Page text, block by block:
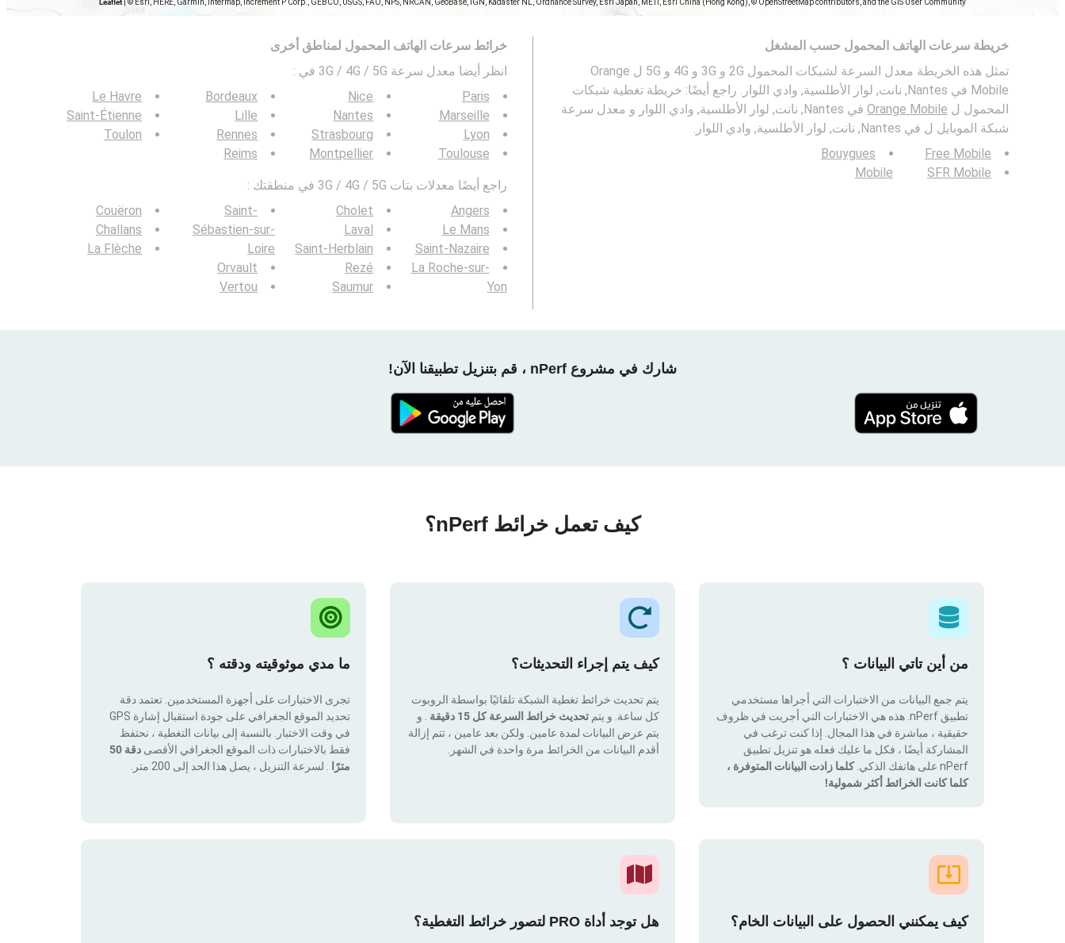
Leaflet © Esri, HERE, Garmin, Intermap, increment P Corp., GEBCO, USGS, FAO, NPS, NRCAN, GeoBase, IGN, Kadaster NL, Ordnance Survey, Esri Japan, METI, Esri China (Hong Kong), © OpenStreetMap contributors, and the GIS User Community
خريطة سرعات الهاتف المحمول حسب المشغل
تمثل هذه الخريطة معدل السرعة لشبكات المحمول 2G و 3G و 4G و 5G ل Orange
Mobile في Nantes, نانت, لوار الأطلسية, وادي اللوار. راجع أيضًا: خريطة تغطية شبكات
المحمول ل Orange Mobile
في Nantes, نانت, لوار الأطلسية, وادي اللوار و معدل سرعة
شبكة الموبايل ل في Nantes, نانت, لوار الأطلسية, وادي اللوار.
Free Mobile
SFR Mobile
Bouygues
Mobile
خرائط سرعات الهاتف المحمول لمناطق أخرى
انظر أيضا معدل سرعة 3G / 4G / 5G في
:
Paris
Marseille
Lyon
Toulouse
Nice
Nantes
Strasbourg
Montpellier
Bordeaux
Lille
Rennes
Reims
Le Havre
Saint-Étienne
Toulon
راجع أيضًا معدلات بتات 3G / 4G / 5G في منطقتك :
Angers
Le Mans
Saint-Nazaire
La Roche-sur-
Yon
Cholet
Laval
Saint-Herblain
Rezé
Saumur
Saint-
Sébastien-sur-
Loire
Orvault
Vertou
Couëron
Challans
La Flèche
شارك في مشروع nPerf ، قم بتنزيل تطبيقنا الآن!
كيف تعمل خرائط nPerf؟
من أين تاتي البيانات ؟
يتم جمع البيانات من الاختبارات التي أجراها مستخدمي
تطبيق nPerf. هذه هي الاختبارات التي أجريت في ظروف
حقيقية ، مباشرة في هذا المجال. إذا كنت ترغب في
المشاركة أيضًا ، فكل ما عليك فعله هو تنزيل تطبيق
nPerf على هاتفك الذكي.
كلما زادت البيانات المتوفرة ،
كلما كانت الخرائط أكثر شمولية!
كيف يتم إجراء التحديثات؟
يتم تحديث خرائط تغطية الشبكة تلقائيًا بواسطة الروبوت
كل ساعة. و يتم تحديث خرائط السرعة كل 15 دقيقة
. و
يتم عرض البيانات لمدة عامين. ولكن بعد عامين ، تتم إزالة
أقدم البيانات من الخرائط مرة واحدة في الشهر.
ما مدي موثوقيته ودقته ؟
تجرى الاختبارات على أجهزة المستخدمين. تعتمد دقة
تحديد الموقع الجغرافي على جودة استقبال إشارة GPS
في وقت الاختبار. بالنسبة إلى بيانات التغطية ، نحتفظ
فقط بالاختبارات ذات الموقع الجغرافي الأقصى
دقة 50
مترًا
. لسرعة التنزيل ، يصل هذا الحد إلى 200 متر.
كيف يمكنني الحصول على البيانات الخام؟ هل توجد أداة PRO لتصور خرائط التغطية؟